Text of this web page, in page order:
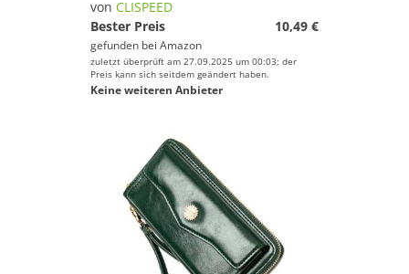
von CLISPEED
Bester Preis
10,49 €
gefunden bei Amazon
zuletzt überprüft am 27.09.2025 um 00:03; der
Preis kann sich seitdem geändert haben.
Keine weiteren Anbieter